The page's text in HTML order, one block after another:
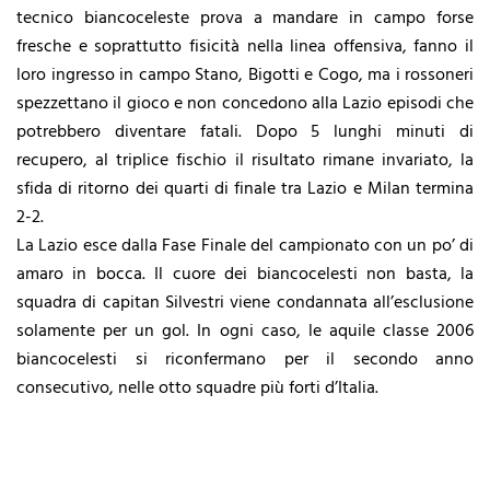
tecnico biancoceleste prova a mandare in campo forse
fresche e soprattutto fisicità nella linea offensiva, fanno il
loro ingresso in campo Stano, Bigotti e Cogo, ma i rossoneri
spezzettano il gioco e non concedono alla Lazio episodi che
potrebbero diventare fatali. Dopo 5 lunghi minuti di
recupero, al triplice fischio il risultato rimane invariato, la
sfida di ritorno dei quarti di finale tra Lazio e Milan termina
2-2.
La Lazio esce dalla Fase Finale del campionato con un po’ di
amaro in bocca. Il cuore dei biancocelesti non basta, la
squadra di capitan Silvestri viene condannata all’esclusione
solamente per un gol. In ogni caso, le aquile classe 2006
biancocelesti si riconfermano per il secondo anno
consecutivo, nelle otto squadre più forti d’Italia.